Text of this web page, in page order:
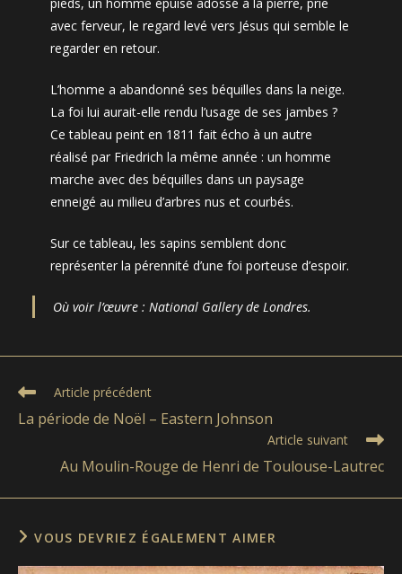
avec ferveur, le regard levé vers Jésus qui semble le
regarder en retour.
L’homme a abandonné ses béquilles dans la neige.
La foi lui aurait-elle rendu l’usage de ses jambes ?
Ce tableau peint en 1811 fait écho à un autre
réalisé par Friedrich la même année : un homme
marche avec des béquilles dans un paysage
enneigé au milieu d’arbres nus et courbés.
Sur ce tableau, les sapins semblent donc
représenter la pérennité d’une foi porteuse d’espoir.
Où voir l’œuvre : National Gallery de Londres.
Read
articles
Article précédent
La période de Noël – Eastern Johnson
Article suivant
Au Moulin-Rouge de Henri de Toulouse-Lautrec
VOUS DEVRIEZ ÉGALEMENT AIMER